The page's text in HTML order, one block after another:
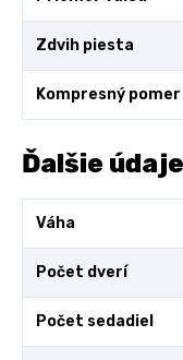
Zdvih piesta
Kompresný pomer
Ďalšie údaje
Váha
Počet dverí
Počet sedadiel